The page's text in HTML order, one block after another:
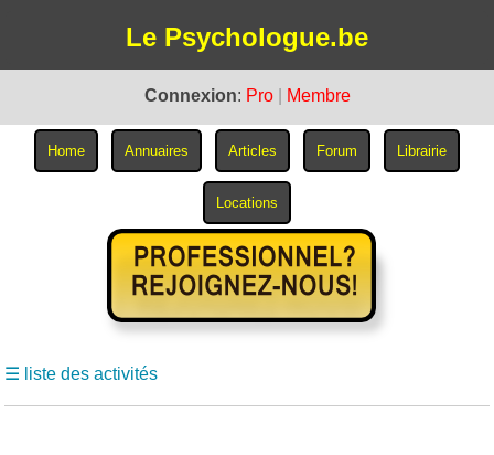
Le Psychologue.be
Connexion: Pro Membre
☰ liste des activités